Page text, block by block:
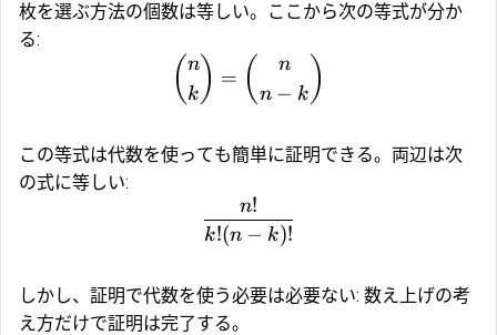
枚を選ぶ方法の個数は等しい。ここから次の等式が分か
る:
( k
n) = ( n − k
n )
この等式は代数を使っても簡単に証明できる。両辺は次
の式に等しい:
k!(n − k)!
n!
しかし、証明で代数を使う必要は必要ない: 数え上げの考
え方だけで証明は完了する。